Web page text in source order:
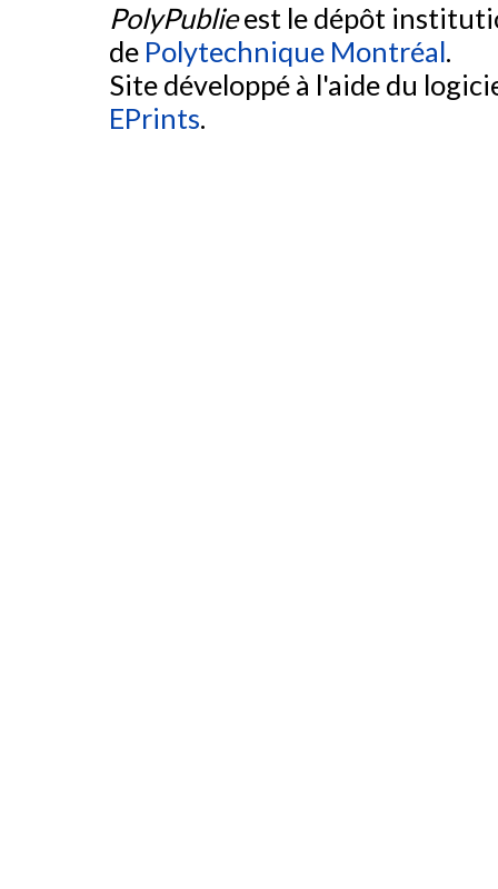
PolyPublieest le dépôt
de Polytechnique Montréal.
Site développé à l'aide du
EPrints.